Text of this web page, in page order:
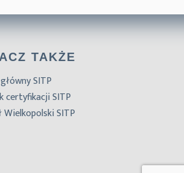
TAKŻE
SITP
certyfikacji SITP
Wielkopolski SITP